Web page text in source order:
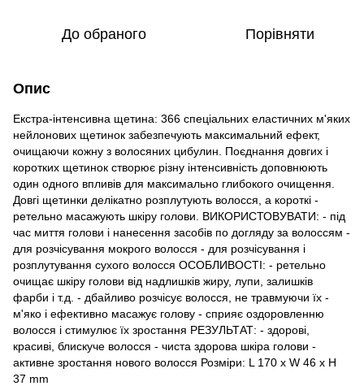
До обраного Порівняти
Опис
Екстра-інтенсивна щетина: 366 спеціальних еластичних м'яких
нейлонових щетинок забезпечують максимальний ефект,
очищаючи кожну з волосяних цибулин. Поєднання довгих і
коротких щетинок створює різну інтенсивність доповнюють
один одного впливів для максимально глибокого очищення.
Довгі щетинки делікатно розплутують волосся, а короткі -
ретельно масажують шкіру голови. ВИКОРИСТОВУВАТИ: - під
час миття голови і нанесення засобів по догляду за волоссям -
для розчісування мокрого волосся - для розчісування і
розплутування сухого волосся ОСОБЛИВОСТІ: - ретельно
очищає шкіру голови від надлишків жиру, лупи, залишків
фарби і т.д. - дбайливо розчісує волосся, не травмуючи їх -
м'яко і ефективно масажує голову - сприяє оздоровленню
волосся і стимулює їх зростання РЕЗУЛЬТАТ: - здорові,
красиві, блискуче волосся - чиста здорова шкіра голови -
активне зростання нового волосся Розміри: L 170 x W 46 x H
37 mm